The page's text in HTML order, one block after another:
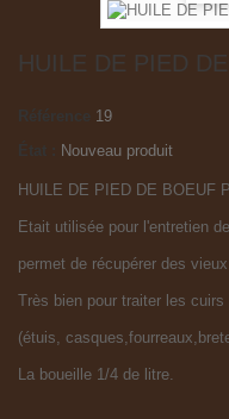
HUILE DE PIED
Référence
19
Nouveau produit
HUILE DE PIED DE BOEUF
Etait utilisée pour l'entretien
permet de récupérer des
Très bien pour traiter les cuirs
(étuis,
La boueille 1/4 de litre.